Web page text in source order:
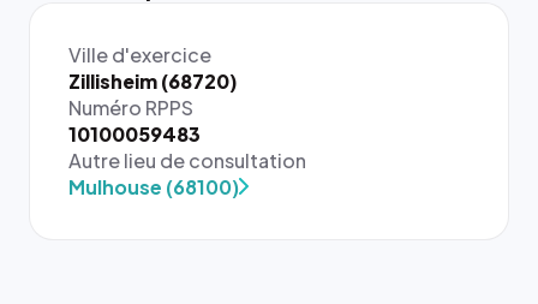
Ville d'exercice
Zillisheim (68720)
Numéro RPPS
10100059483
Autre lieu de consultation
Mulhouse (68100)